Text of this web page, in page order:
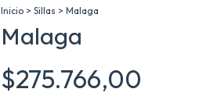
Inicio > Sillas > Malaga
Malaga
$275.766,00